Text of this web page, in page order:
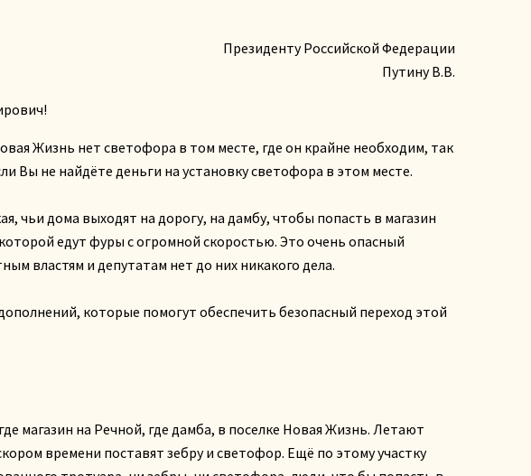
Президенту Российской Федерации
Путину В.В.
Жизнь нет светофора в том месте, где он крайне необходим, так
Вы не найдёте деньги на установку светофора в этом месте.
чьи дома выходят на дорогу, на дамбу, чтобы попасть в магазин
едут фуры с огромной скоростью. Это очень опасный
властям и депутатам нет до них никакого дела.
которые помогут обеспечить безопасный переход этой
магазин на Речной, где дамба, в поселке Новая Жизнь. Летают
времени поставят зебру и светофор. Ещё по этому участку